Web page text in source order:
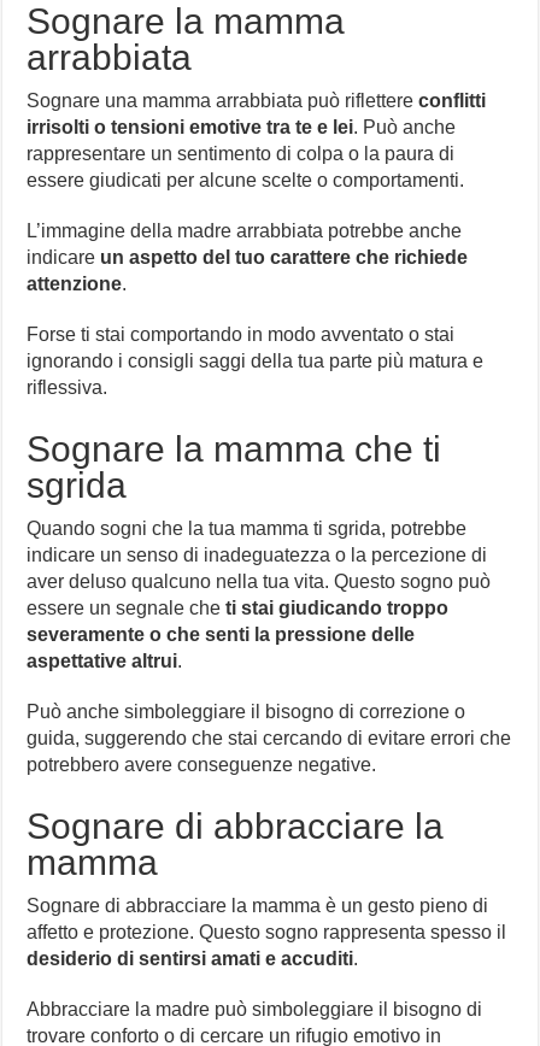
Sognare la mamma
arrabbiata
Sognare una mamma arrabbiata può riflettereconflitti
irrisolti o tensioni emotive tra te e lei. Può anche
rappresentare un sentimento di colpa o la paura di
essere giudicati per alcune scelte o comportamenti.
L’immagine della madre arrabbiata potrebbe anche
indicare un aspetto del tuo carattere che richiede
attenzione.
Forse ti stai comportando in modo avventato o stai
ignorando i consigli saggi della tua parte più matura e
riflessiva.
Sognare la mamma che ti
sgrida
Quando sogni che la tua mamma ti sgrida, potrebbe
indicare un senso di inadeguatezza o la percezione di
aver deluso qualcuno nella tua vita. Questo sogno può
essere un segnale cheti stai giudicando troppo
severamente o che senti la pressione delle
aspettative altrui.
Può anche simboleggiare il bisogno di correzione o
guida, suggerendo che stai cercando di evitare errori che
potrebbero avere conseguenze negative.
Sognare di abbracciare la
mamma
Sognare di abbracciare la mamma è un gesto pieno di
affetto e protezione. Questo sogno rappresenta spesso il
desiderio di sentirsi amati e accuditi.
Abbracciare la madre può simboleggiare il bisogno di
trovare conforto o di cercare un rifugio emotivo in